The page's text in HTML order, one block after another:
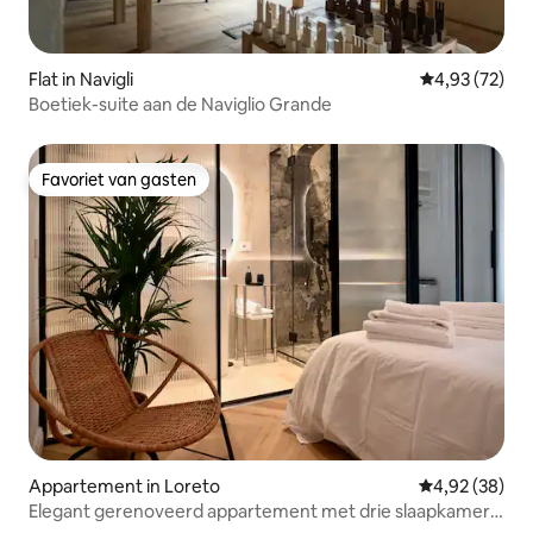
Flat in Navigli Gemiddelde
4,93 (72)
Boetiek-suite aan de Naviglio Grande
Favoriet van gasten
Favoriet van gasten
Appartement in Loreto Gemiddelde
4,92 (38)
Elegant gerenoveerd appartement met drie slaapkamers